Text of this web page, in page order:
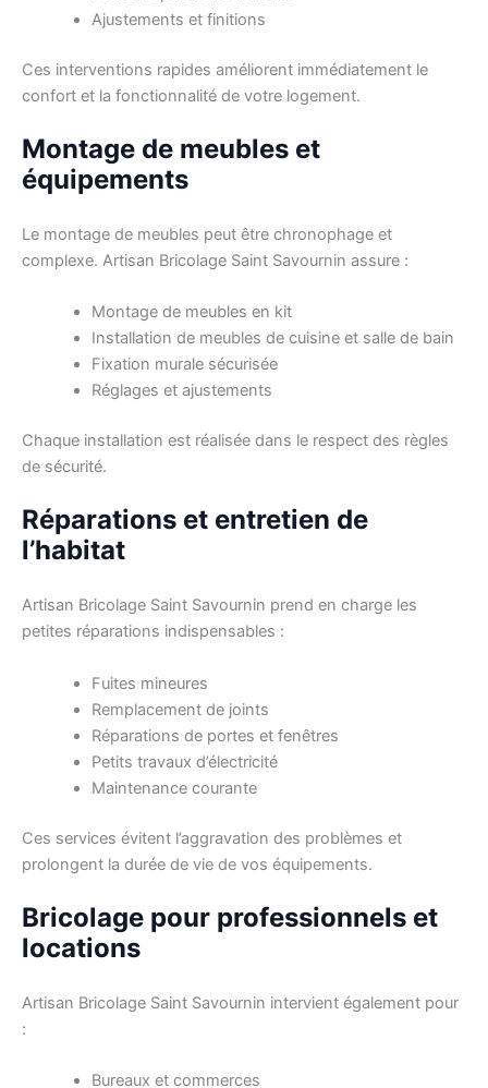
Ajustements et finitions
Ces interventions rapides améliorent immédiatement le
confort et la fonctionnalité de votre logement.
Montage de meubles et
équipements
Le montage de meubles peut être chronophage et
complexe. Artisan Bricolage Saint Savournin assure :
Montage de meubles en kit
Installation de meubles de cuisine et salle de bain
Fixation murale sécurisée
Réglages et ajustements
Chaque installation est réalisée dans le respect des règles
de sécurité.
Réparations et entretien de
l’habitat
Artisan Bricolage Saint Savournin prend en charge les
petites réparations indispensables :
Fuites mineures
Remplacement de joints
Réparations de portes et fenêtres
Petits travaux d’électricité
Maintenance courante
Ces services évitent l’aggravation des problèmes et
prolongent la durée de vie de vos équipements.
Bricolage pour professionnels et
locations
Artisan Bricolage Saint Savournin intervient également pour
:
Bureaux et commerces